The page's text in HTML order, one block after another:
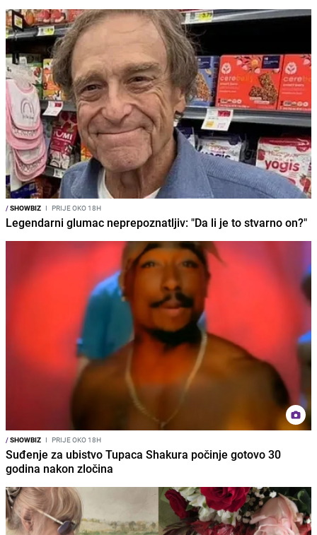
/SHOWBIZ I PRIJE OKO 18H
Legendarni glumac neprepoznatljiv: "Da li je to stvarno on?"
/SHOWBIZ I PRIJE OKO 18H
Suđenje za ubistvo Tupaca Shakura počinje gotovo 30
godina nakon zločina